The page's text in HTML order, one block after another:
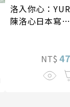
洛入你心：
陳洛心日本寫真
NT$